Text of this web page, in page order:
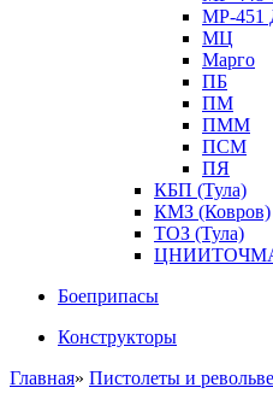
МР-451
МЦ
Марго
ПБ
ПМ
ПММ
ПСМ
ПЯ
КБП (Тула)
КМЗ (Ковров)
ТОЗ (Тула)
Боеприпасы
Конструкторы
Главная» Пистолеты и